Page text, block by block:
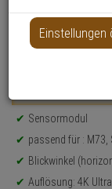
Datenblatt
Weitere
Sensormodul
passend für : M73,
Blickwinkel
Auflösung: 4K Ultra
Einstellungen